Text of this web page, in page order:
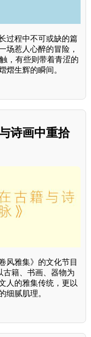
过程中不可或缺的篇
场惹人心醉的冒险，
，有些则带着青涩的
熠生辉的瞬间。
诗画中重拾
风雅集》的文化节目
古籍、书画、器物为
人的雅集传统，更以
细腻肌理。